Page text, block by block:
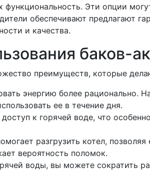
Эти опции
обеспечивают предлагают
и качества.
баков-
преимуществ, которые
энергию более рационально.
ее в течение дня.
к горячей воде, что
разгрузить котел,
вероятность поломок.
воды, вы можете сократить